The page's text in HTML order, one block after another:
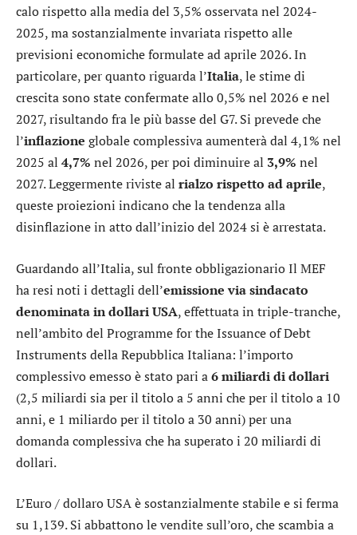
calo rispetto alla media del 3,5% osservata nel 2024-
2025, ma sostanzialmente invariata rispetto alle
previsioni economiche formulate ad aprile 2026. In
particolare, per quanto riguarda l’Italia, le stime di
crescita sono state confermate allo 0,5% nel 2026 e nel
2027, risultando fra le più basse del G7. Si prevede che
l’inflazione globale complessiva aumenterà dal 4,1% nel
2025 al 4,7% nel 2026, per poi diminuire al 3,9% nel
2027. Leggermente riviste al rialzo rispetto ad aprile,
queste proiezioni indicano che la tendenza alla
disinflazione in atto dall’inizio del 2024 si è arrestata.
Guardando all’Italia, sul fronte obbligazionario Il MEF
ha resi noti i dettagli dell’emissione via sindacato
denominata in dollari USA, effettuata in triple-tranche,
nell’ambito del Programme for the Issuance of Debt
Instruments della Repubblica Italiana: l’importo
complessivo emesso è stato pari a6 miliardi di dollari
(2,5 miliardi sia per il titolo a 5 anni che per il titolo a 10
anni, e 1 miliardo per il titolo a 30 anni) per una
domanda complessiva che ha superato i 20 miliardi di
dollari.
L’Euro / dollaro USAè sostanzialmente stabile e si ferma
su 1,139. Si abbattono le vendite sull’oro, che scambia a